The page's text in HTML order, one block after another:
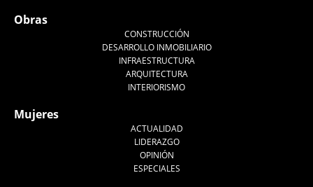
Obras
CONSTRUCCIÓN
DESARROLLO INMOBILIARIO
INFRAESTRUCTURA
ARQUITECTURA
INTERIORISMO
Mujeres
ACTUALIDAD
LIDERAZGO
OPINIÓN
ESPECIALES